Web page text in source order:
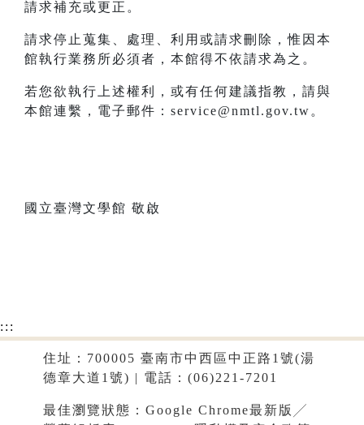
請求補充或更正。
請求停止蒐集、處理、利用或請求刪除，惟因本
館執行業務所必須者，本館得不依請求為之。
若您欲執行上述權利，或有任何建議指教，請與
本館連繫，電子郵件：service@nmtl.gov.tw。
國立臺灣文學館 敬啟
:::
住址：700005 臺南市中西區中正路1號(湯
德章大道1號) | 電話：(06)221-7201
最佳瀏覽狀態：Google Chrome最新版╱